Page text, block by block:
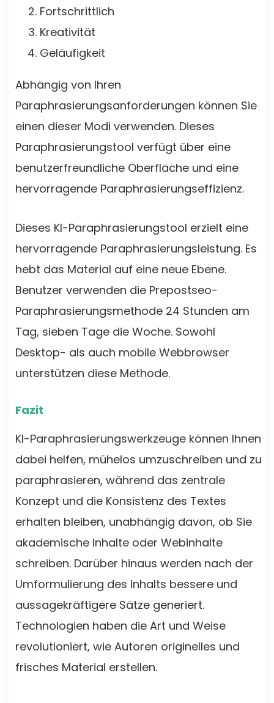
Fortschrittlich
Kreativität
Geläufigkeit
Abhängig von Ihren
Paraphrasierungsanforderungen können Sie
einen dieser Modi verwenden. Dieses
Paraphrasierungstool verfügt über eine
benutzerfreundliche Oberfläche und eine
hervorragende Paraphrasierungseffizienz.
Dieses KI-Paraphrasierungstool erzielt eine
hervorragende Paraphrasierungsleistung. Es
hebt das Material auf eine neue Ebene.
Benutzer verwenden die Prepostseo-
Paraphrasierungsmethode 24 Stunden am
Tag, sieben Tage die Woche. Sowohl
Desktop- als auch mobile Webbrowser
unterstützen diese Methode.
Fazit
KI-Paraphrasierungswerkzeuge können Ihnen
dabei helfen, mühelos umzuschreiben und zu
paraphrasieren, während das zentrale
Konzept und die Konsistenz des Textes
erhalten bleiben, unabhängig davon, ob Sie
akademische Inhalte oder Webinhalte
schreiben. Darüber hinaus werden nach der
Umformulierung des Inhalts bessere und
aussagekräftigere Sätze generiert.
Technologien haben die Art und Weise
revolutioniert, wie Autoren originelles und
frisches Material erstellen.